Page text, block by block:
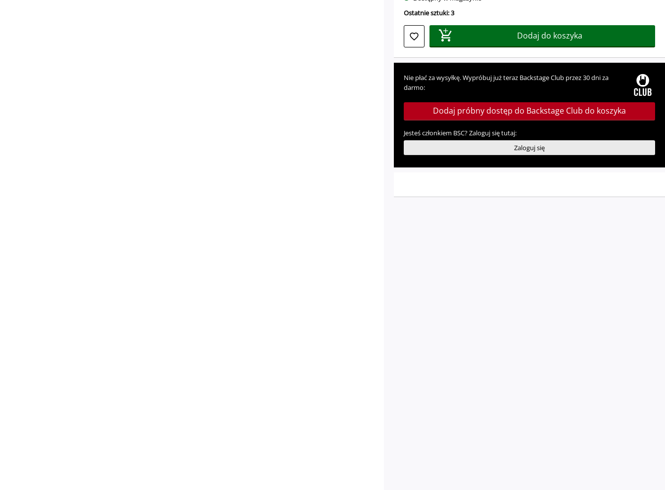
Ostatnie sztuki: 3
Dodaj do koszyka
Nie płać za wysyłkę. Wypróbuj już teraz Backstage Club przez 30 dni za
darmo:
Dodaj próbny dostęp do Backstage Club do koszyka
Jesteś członkiem BSC? Zaloguj się tutaj:
Zaloguj się